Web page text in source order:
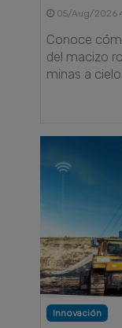
05/Aug/2026
Conoce
del macizo
minas a
Innovación